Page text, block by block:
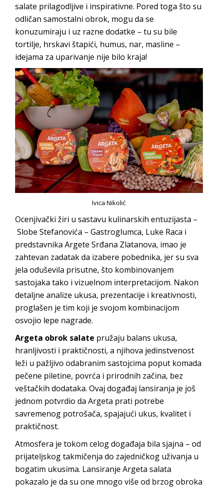
salate prilagodljive i inspirativne. Pored toga što su
odličan samostalni obrok, mogu da se
konuzumiraju i uz razne dodatke – tu su bile
tortilje, hrskavi štapići, humus, nar, masline –
idejama za uparivanje nije bilo kraja!
Ivica Nikolić
Ocenjivački žiri u sastavu kulinarskih entuzijasta –
Slobe Stefanovića – Gastroglumca, Luke Raca i
predstavnika Argete Srđana Zlatanova, imao je
zahtevan zadatak da izabere pobednika, jer su sva
jela oduševila prisutne, što kombinovanjem
sastojaka tako i vizuelnom interpretacijom. Nakon
detaljne analize ukusa, prezentacije i kreativnosti,
proglašen je tim koji je svojom kombinacijom
osvojio lepe nagrade.
Argeta obrok salate pružaju balans ukusa,
hranljivosti i praktičnosti, a njihova jedinstvenost
leži u pažljivo odabranim sastojcima poput komada
pečene piletine, povrća i prirodnih začina, bez
veštačkih dodataka. Ovaj događaj lansiranja je još
jednom potvrdio da Argeta prati potrebe
savremenog potrošača, spajajući ukus, kvalitet i
praktičnost.
Atmosfera je tokom celog događaja bila sjajna – od
prijateljskog takmičenja do zajedničkog uživanja u
bogatim ukusima. Lansiranje Argeta salata
pokazalo je da su one mnogo više od brzog obroka